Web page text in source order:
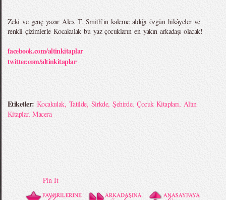
Zeki ve genç yazar Alex T. Smith’in kaleme aldığı özgün hikâyeler ve
renkli çizimlerle Kocakulak bu yaz çocukların en yakın arkadaşı olacak!
facebook.com/altinkitaplar
twitter.com/altinkitaplar
Etiketler: Kocakulak, Tatilde, Sirkde,Şehirde,Çocuk Kitapları, Altın
Kitaplar,Macera
Pin It